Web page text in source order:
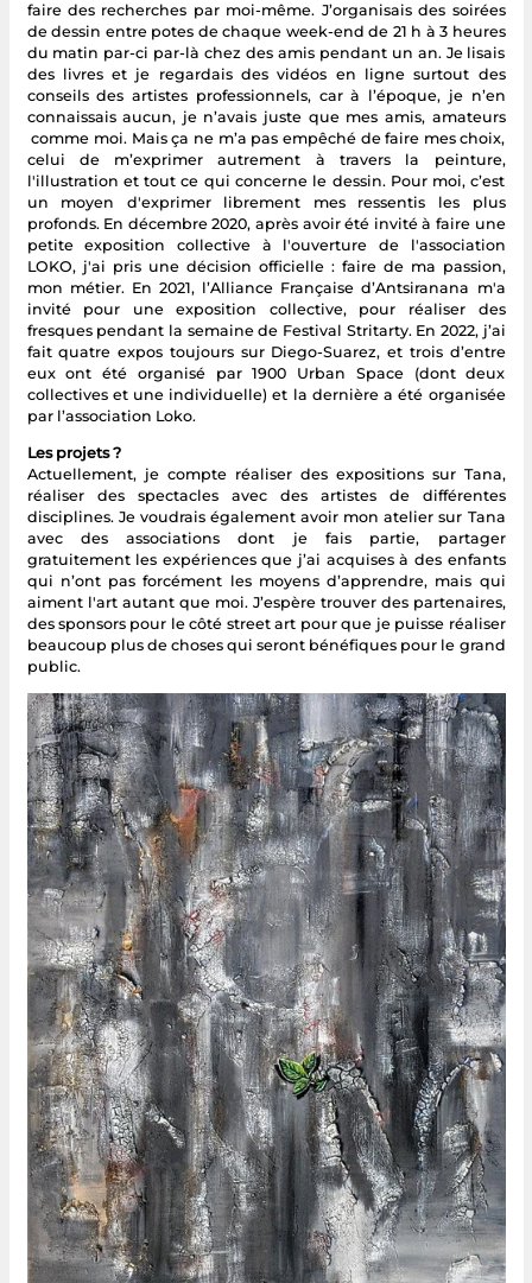
faire des recherches par moi-même. J’organisais des soirées
de dessin entre potes de chaque week-end de 21 h à 3 heures
du matin par-ci par-là chez des amis pendant un an. Je lisais
des livres et je regardais des vidéos en ligne surtout des
conseils des artistes professionnels, car à l’époque, je n’en
connaissais aucun, je n’avais juste que mes amis, amateurs
comme moi. Mais ça ne m’a pas empêché de faire mes choix,
celui de m’exprimer autrement à travers la peinture,
l'illustration et tout ce qui concerne le dessin. Pour moi, c’est
un moyen d'exprimer librement mes ressentis les plus
profonds. En décembre 2020, après avoir été invité à faire une
petite exposition collective à l'ouverture de l'association
LOKO, j'ai pris une décision officielle : faire de ma passion,
mon métier. En 2021, l’Alliance Française d’Antsiranana m'a
invité pour une exposition collective, pour réaliser des
fresques pendant la semaine de Festival Stritarty. En 2022, j’ai
fait quatre expos toujours sur Diego-Suarez, et trois d’entre
eux ont été organisé par 1900 Urban Space (dont deux
collectives et une individuelle) et la dernière a été organisée
par l’association Loko.
Les projets ?
Actuellement, je compte réaliser des expositions sur Tana,
réaliser des spectacles avec des artistes de différentes
disciplines. Je voudrais également avoir mon atelier sur Tana
avec des associations dont je fais partie, partager
gratuitement les expériences que j’ai acquises à des enfants
qui n’ont pas forcément les moyens d’apprendre, mais qui
aiment l'art autant que moi. J’espère trouver des partenaires,
des sponsors pour le côté street art pour que je puisse réaliser
beaucoup plus de choses qui seront bénéfiques pour le grand
public.